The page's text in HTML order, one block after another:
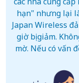
hạn" nhưng lại
Japan Wireless
giờ bị giảm.
mờ. Nếu có vấn